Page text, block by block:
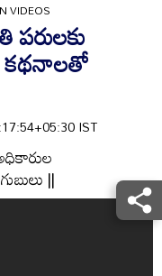
VIDEOS
కథనాలతో
IST
||